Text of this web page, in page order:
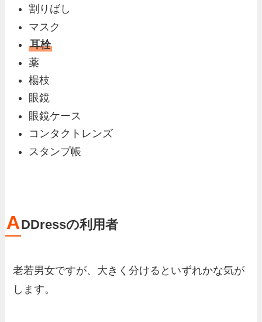
割りばし
マスク
耳栓
薬
楊枝
眼鏡
眼鏡ケース
コンタクトレンズ
スタンプ帳
ADDressの利用者
老若男女ですが、大きく分けるといずれかな気が
します。